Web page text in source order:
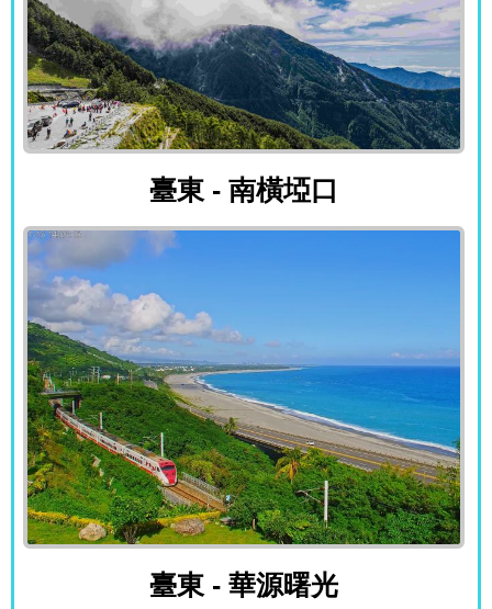
臺東 - 南橫埡口
臺東 - 南橫埡口
臺東 - 華源曙光
臺東 - 華源曙光